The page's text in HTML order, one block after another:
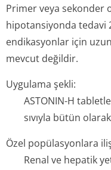
Primer veya
hipotansiyonda tedavi 2
endikasyonlar için
mevcut değildir.
Uygulama şekli:
ASTONIN-H
sıvıyla bütün
Özel popülasyonlara
Renal ve hepatik